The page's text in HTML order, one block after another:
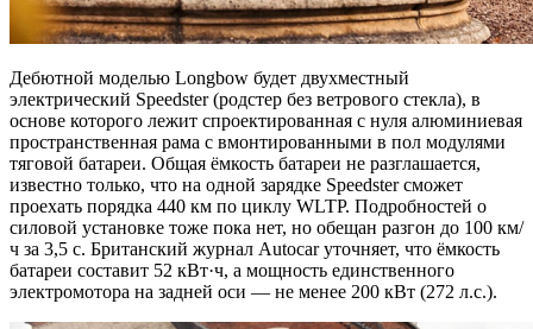
Дебютной моделью Longbow будет двухместный
электрический Speedster (родстер без ветрового стекла), в
основе которого лежит спроектированная с нуля алюминиевая
пространственная рама с вмонтированными в пол модулями
тяговой батареи. Общая ёмкость батареи не разглашается,
известно только, что на одной зарядке Speedster сможет
проехать порядка 440 км по циклу WLTP. Подробностей о
силовой установке тоже пока нет, но обещан разгон до 100 км/
ч за 3,5 с. Британский журнал Autocar уточняет, что ёмкость
батареи составит 52 кВт·ч, а мощность единственного
электромотора на задней оси — не менее 200 кВт (272 л.с.).